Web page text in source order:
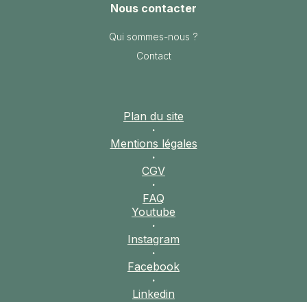
pratiques
Nous contacter
Qui sommes-nous ?
Contact
Plan du site
·
Mentions légales
·
CGV
·
FAQ
Youtube
·
Instagram
·
Facebook
·
Linkedin